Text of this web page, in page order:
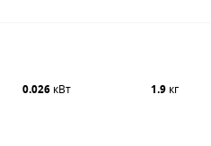
0.026 кВт 1.9 кг